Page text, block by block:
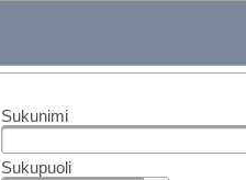
Sukunimi
Sukupuoli